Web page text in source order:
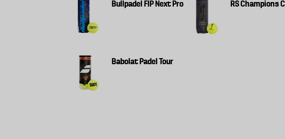
Bullpadel FIP Next Pro RS Champions
Babolat Padel Tour